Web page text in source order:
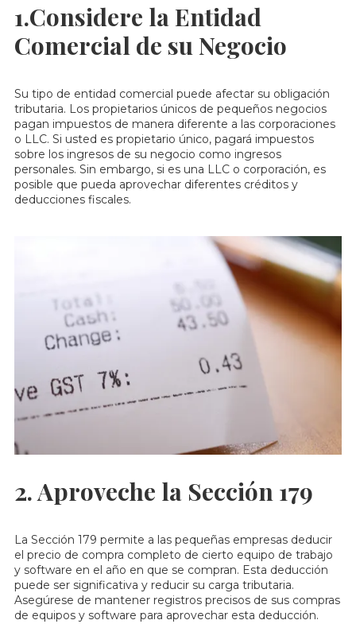
1.Considere la Entidad
Comercial de su Negocio
Su tipo de entidad comercial puede afectar su obligación
tributaria. Los propietarios únicos de pequeños negocios
pagan impuestos de manera diferente a las corporaciones
o LLC. Si usted es propietario único, pagará impuestos
sobre los ingresos de su negocio como ingresos
personales. Sin embargo, si es una LLC o corporación, es
posible que pueda aprovechar diferentes créditos y
deducciones fiscales.
2. Aproveche la Sección 179
La Sección 179 permite a las pequeñas empresas deducir
el precio de compra completo de cierto equipo de trabajo
y software en el año en que se compran. Esta deducción
puede ser significativa y reducir su carga tributaria.
Asegúrese de mantener registros precisos de sus compras
de equipos y software para aprovechar esta deducción.